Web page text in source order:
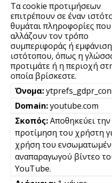
Τα cookie προτιμήσεων
επιτρέπουν σε έναν
θυμάται πληροφορίες που
αλλάζουν τον τρόπο
συμπεριφοράς ή
ιστότοπου, όπως η
προτιμάτε ή η περιοχή
οποία βρίσκεστε.
youtube.com
Αποθηκεύει την
προτίμηση του χρήστη
χρήση του
αναπαραγωγού βίντεο
YouTube.